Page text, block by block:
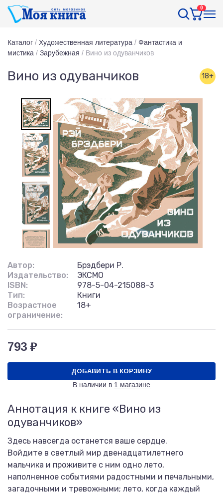
0
Каталог / Художественная литература / Фантастика и
мистика / Зарубежная / Вино из одуванчиков
Вино из одуванчиков 18+
Автор:
Брэдбери Р.
Издательство:
ЭКСМО
ISBN:
978-5-04-215088-3
Тип:
Книги
Возрастное
ограничение:
18+
793 ₽
ДОБАВИТЬ В КОРЗИНУ
В наличии в 1 магазине
Аннотация к книге «Вино из
одуванчиков»
Здесь навсегда останется ваше сердце.
Войдите в светлый мир двенадцатилетнего
мальчика и проживите с ним одно лето,
наполненное событиями радостными и печальными,
загадочными и тревожными; лето, когда каждый